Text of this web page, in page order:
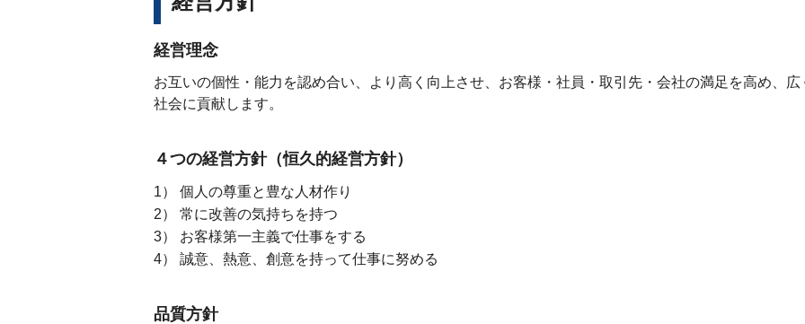
経営理念
お互いの個性・能力を認め合い、より高く向上させ、お客様・社員・取引先・会社の満足を高め、広
社会に貢献します。
４つの経営方針（恒久的経営方針）
個人の尊重と豊な人材作り
常に改善の気持ちを持つ
お客様第一主義で仕事をする
誠意、熱意、創意を持って仕事に努める
品質方針